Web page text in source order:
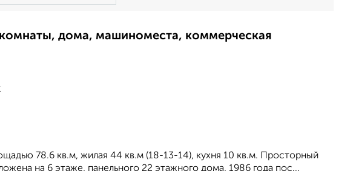
дома, машиноместа, коммерческая
78.6 кв.м, жилая 44 кв.м (18-13-14), кухня 10 кв.м. Просторный
на 6 этаже, панельного 22 этажного дома, 1986 года пос...